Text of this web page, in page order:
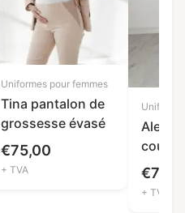
Uniformes pour femmes
Tina pantalon de
grossesse évasé
€75,00
+ TVA
Alexa
coupe
€
+ TVA